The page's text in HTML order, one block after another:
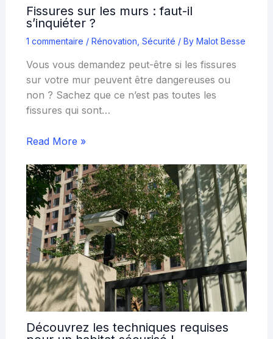
Fissures sur les murs : faut-il
s’inquiéter ?
1 commentaire / Rénovation Sécurité / By Malot Besse
Vous vous demandez peut-être si les fissures
sur votre mur peuvent être dangereuses ou
non ? Sachez que ce n’est pas toutes les
fissures qui sont…
Read More »
Découvrez les techniques requises